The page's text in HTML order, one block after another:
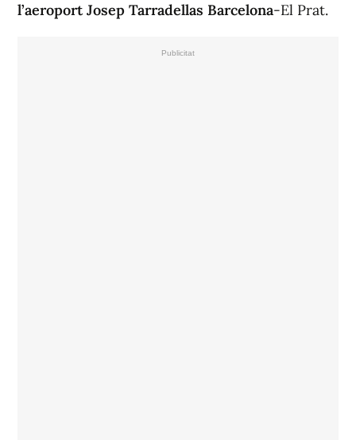
l’aeroport Josep Tarradellas Barcelona-El Prat.